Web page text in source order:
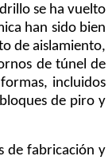
se ha vuelto
han sido bien
de aislamiento,
de túnel de
incluidos
de piro y
de fabricación y